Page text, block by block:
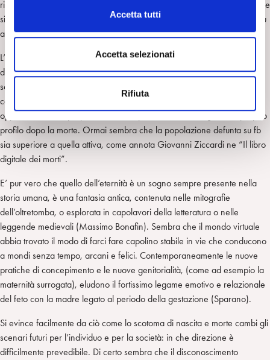
c
o
n
s
e
Accetta tutti
Accetta selezionati
Rifiuta
rincorsa affannosa per stare al passo accentua la tendenza a cancellare
sia memoria individuale sia la Storia (Gherardo Ugolini), legandoci più
al fare e togliendo così spazio all’ elaborazione dei fatti medesimi.
L’allungamento della vita media intanto, le cancellazioni delle tracce
dell’invecchiamento convivono con lo scomparire delle manifestazioni
sociali e dei riti legati alla separazione. In Giappone si costruisce una
cabina telefonica da cui poter telefonare ai propri cari scomparsi,
oppure Facebook propone modalità per continuare a gestire il proprio
profilo dopo la morte. Ormai sembra che la popolazione defunta su fb
sia superiore a quella attiva, come annota Giovanni Ziccardi ne “Il libro
digitale dei morti”.
E’ pur vero che quello dell’eternità è un sogno sempre presente nella
storia umana, è una fantasia antica, contenuta nelle mitografie
dell’oltretomba, o esplorata in capolavori della letteratura o nelle
leggende medievali (Massimo Bonafin). Sembra che il mondo virtuale
abbia trovato il modo di farci fare capolino stabile in vie che conducono
a mondi senza tempo, arcani e felici. Contemporaneamente le nuove
pratiche di concepimento e le nuove genitorialità, (come ad esempio la
maternità surrogata), eludono il fortissimo legame emotivo e relazionale
del feto con la madre legato al periodo della gestazione (Sparano).
Si evince facilmente da ciò come lo scotoma di nascita e morte cambi gli
scenari futuri per l’individuo e per la società: in che direzione è
difficilmente prevedibile. Di certo sembra che il disconoscimento